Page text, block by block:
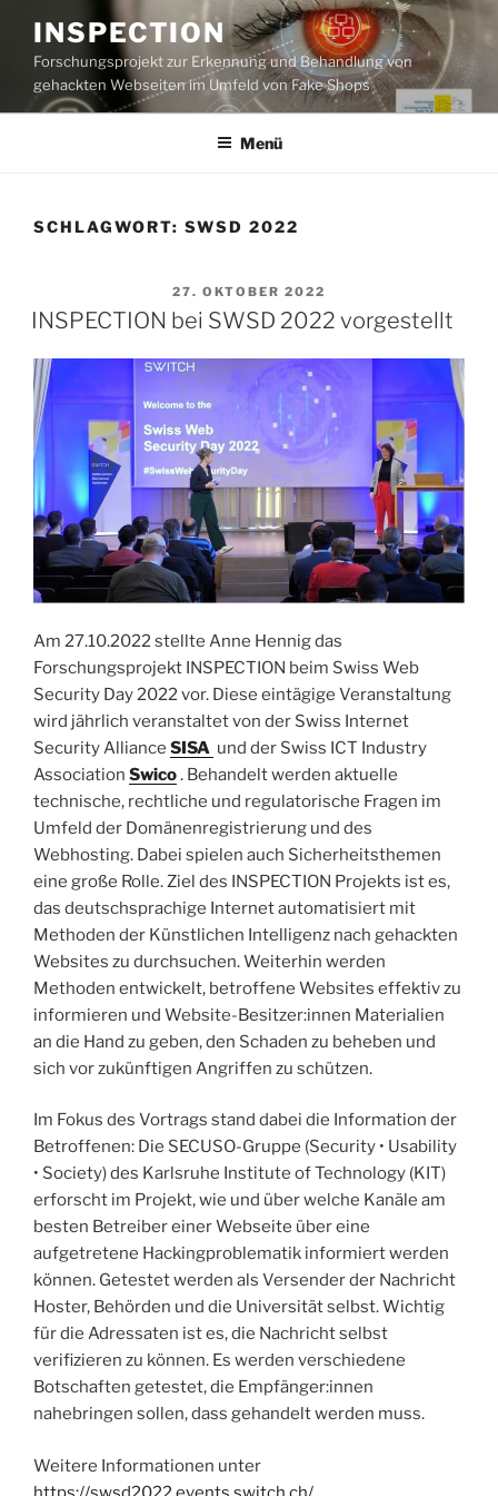
Inhalt
springen
INSPECTION
Forschungsprojekt zur Erkennung und Behandlung von
gehackten Webseiten im Umfeld von Fake Shops
Menü
SCHLAGWORT: SWSD 2022
VERÖFFENTLICHT
AM
27. OKTOBER 2022
INSPECTION bei SWSD 2022 vorgestellt
Am 27.10.2022 stellte Anne Hennig das
Forschungsprojekt INSPECTION beim Swiss Web
Security Day 2022 vor. Diese eintägige Veranstaltung
wird jährlich veranstaltet von der Swiss Internet
Security Alliance SISA und der Swiss ICT Industry
Association Swico. Behandelt werden aktuelle
technische, rechtliche und regulatorische Fragen im
Umfeld der Domänenregistrierung und des
Webhosting. Dabei spielen auch Sicherheitsthemen
eine große Rolle. Ziel des INSPECTION Projekts ist es,
das deutschsprachige Internet automatisiert mit
Methoden der Künstlichen Intelligenz nach gehackten
Websites zu durchsuchen. Weiterhin werden
Methoden entwickelt, betroffene Websites effektiv zu
informieren und Website-Besitzer:innen Materialien
an die Hand zu geben, den Schaden zu beheben und
sich vor zukünftigen Angriffen zu schützen.
Im Fokus des Vortrags stand dabei die Information der
Betroffenen: Die SECUSO-Gruppe (Security • Usability
• Society) des Karlsruhe Institute of Technology (KIT)
erforscht im Projekt, wie und über welche Kanäle am
besten Betreiber einer Webseite über eine
aufgetretene Hackingproblematik informiert werden
können. Getestet werden als Versender der Nachricht
Hoster, Behörden und die Universität selbst. Wichtig
für die Adressaten ist es, die Nachricht selbst
verifizieren zu können. Es werden verschiedene
Botschaften getestet, die Empfänger:innen
nahebringen sollen, dass gehandelt werden muss.
Weitere Informationen unter